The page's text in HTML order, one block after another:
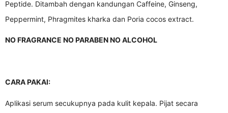
Peptide. Ditambah dengan kandungan Caffeine, Ginseng,
Peppermint, Phragmites kharka dan Poria cocos extract.
NO FRAGRANCE NO PARABEN NO ALCOHOL
CARA PAKAI:
Aplikasi serum secukupnya pada kulit kepala. Pijat secara